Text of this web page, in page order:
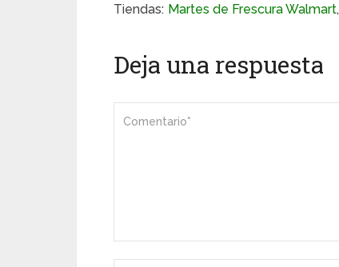
Tiendas: Martes de Frescura Walmart,
Deja una respuesta